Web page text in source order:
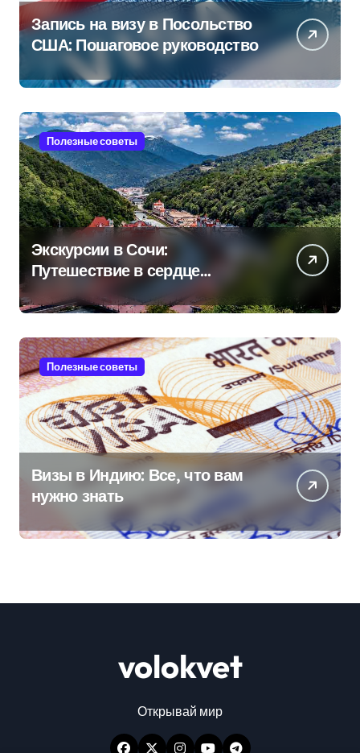
Запись на визу в Посольство
США: Пошаговое руководство
Полезные советы
Экскурсии в Сочи:
Путешествие в сердце
Черноморского курорта
Полезные советы
Визы в Индию: Все, что вам
нужно знать
volokvet
Открывай мир